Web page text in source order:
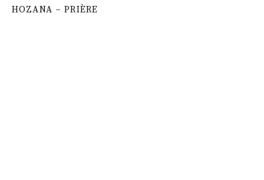
HOZANA – PRIÈRE